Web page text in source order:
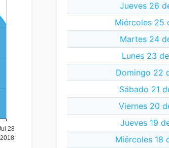
Jueves 26
Miércoles 25
Martes 24
Lunes 23
Domingo 22
Sábado 21
Viernes 20
Jueves 19
Miércoles 18